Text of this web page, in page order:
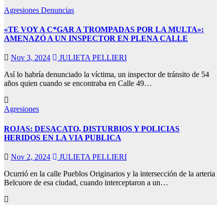
Agresiones Denuncias
«TE VOY A C*GAR A TROMPADAS POR LA MULTA»:
AMENAZÓ A UN INSPECTOR EN PLENA CALLE
Nov 3, 2024
JULIETA PELLIERI
Así lo habría denunciado la víctima, un inspector de tránsito de 54
años quien cuando se encontraba en Calle 49…
Agresiones
ROJAS: DESACATO, DISTURBIOS Y POLICIAS
HERIDOS EN LA VIA PUBLICA
Nov 2, 2024
JULIETA PELLIERI
Ocurrió en la calle Pueblos Originarios y la intersección de la arteria
Belcuore de esa ciudad, cuando interceptaron a un…